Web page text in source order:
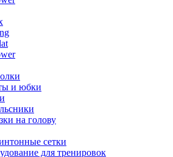
и юбки
на голову
сетки
для тренировок